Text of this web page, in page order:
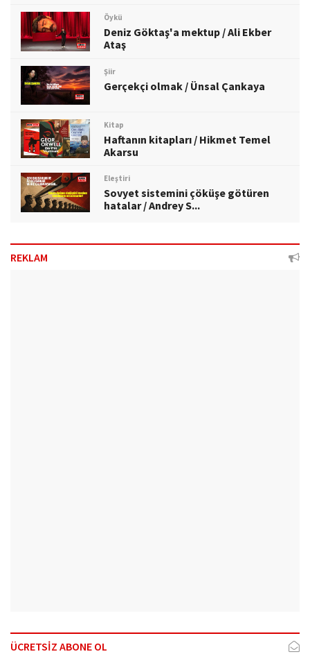
Öykü
Deniz Göktaş'a mektup / Ali Ekber
Ataş
Şiir
Gerçekçi olmak / Ünsal Çankaya
Kitap
Haftanın kitapları / Hikmet Temel
Akarsu
Eleştiri
Sovyet sistemini çöküşe götüren
hatalar / Andrey S...
REKLAM
ÜCRETSİZ ABONE OL